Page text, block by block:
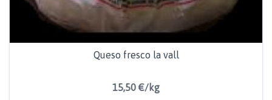
Queso fresco la vall
15,50 €/kg